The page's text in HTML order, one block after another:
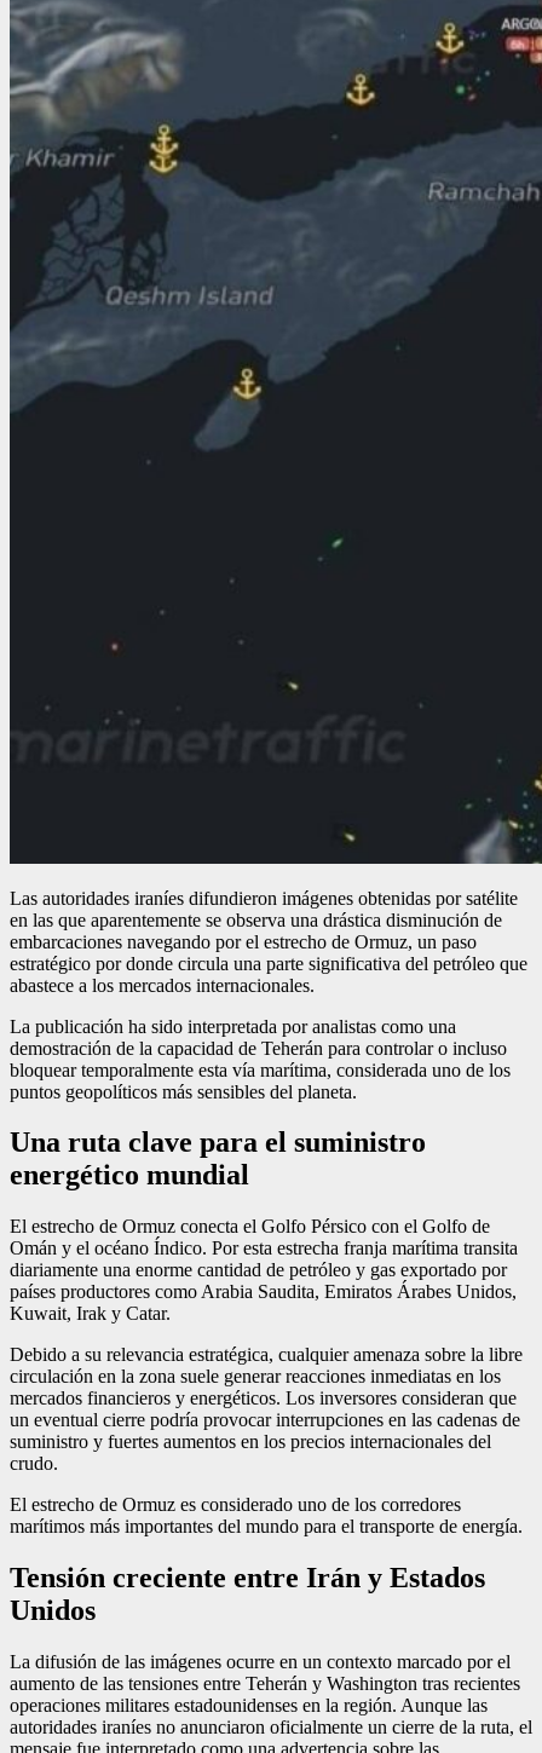
Las autoridades iraníes difundieron imágenes obtenidas por satélite
en las que aparentemente se observa una drástica disminución de
embarcaciones navegando por el estrecho de Ormuz, un paso
estratégico por donde circula una parte significativa del petróleo que
abastece a los mercados internacionales.
La publicación ha sido interpretada por analistas como una
demostración de la capacidad de Teherán para controlar o incluso
bloquear temporalmente esta vía marítima, considerada uno de los
puntos geopolíticos más sensibles del planeta.
Una ruta clave para el suministro
energético mundial
El estrecho de Ormuz conecta el Golfo Pérsico con el Golfo de
Omán y el océano Índico. Por esta estrecha franja marítima transita
diariamente una enorme cantidad de petróleo y gas exportado por
países productores como Arabia Saudita, Emiratos Árabes Unidos,
Kuwait, Irak y Catar.
Debido a su relevancia estratégica, cualquier amenaza sobre la libre
circulación en la zona suele generar reacciones inmediatas en los
mercados financieros y energéticos. Los inversores consideran que
un eventual cierre podría provocar interrupciones en las cadenas de
suministro y fuertes aumentos en los precios internacionales del
crudo.
El estrecho de Ormuz es considerado uno de los corredores
marítimos más importantes del mundo para el transporte de energía.
Tensión creciente entre Irán y Estados
Unidos
La difusión de las imágenes ocurre en un contexto marcado por el
aumento de las tensiones entre Teherán y Washington tras recientes
operaciones militares estadounidenses en la región. Aunque las
autoridades iraníes no anunciaron oficialmente un cierre de la ruta, el